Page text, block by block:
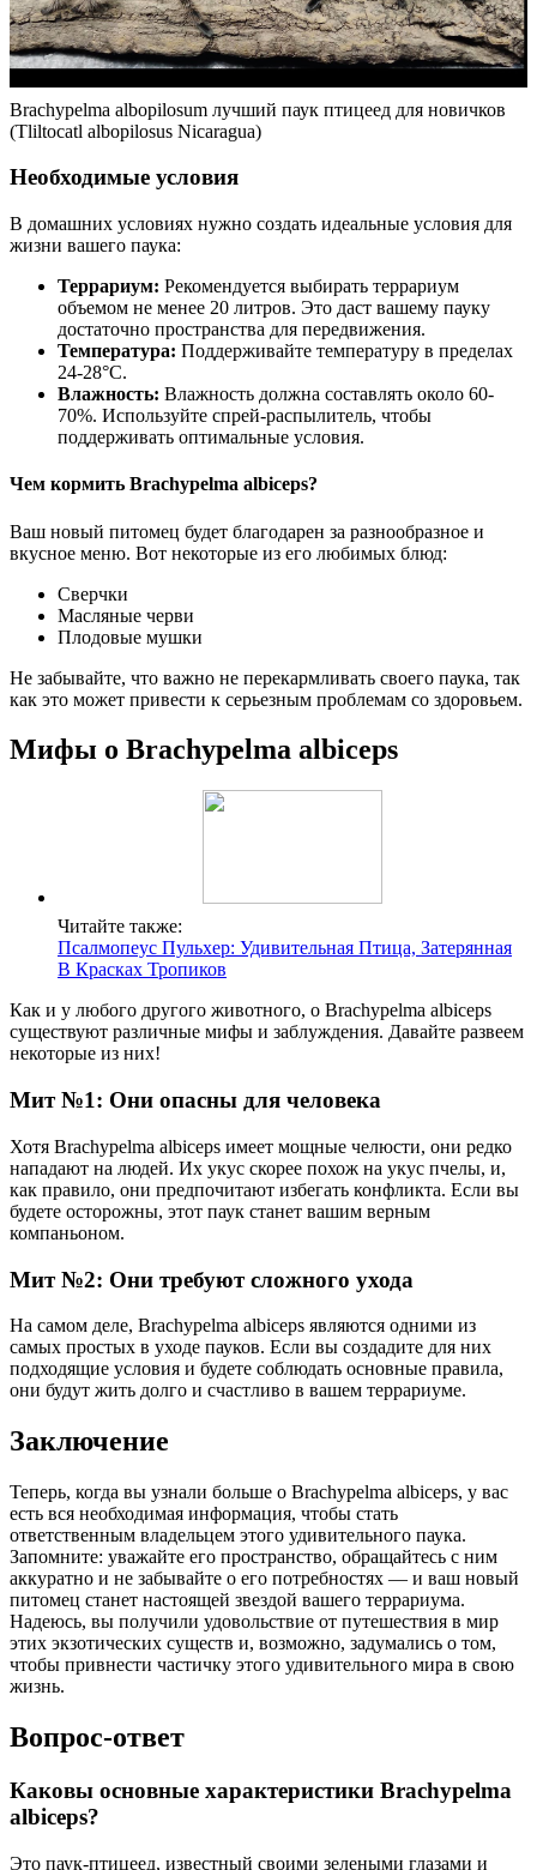
Brachypelma albopilosum лучший паук птицеед для новичков
(Tliltocatl albopilosus Nicaragua)
Необходимые условия
В домашних условиях нужно создать идеальные условия для
жизни вашего паука:
Террариум: Рекомендуется выбирать террариум
объемом не менее 20 литров. Это даст вашему пауку
достаточно пространства для передвижения.
Температура: Поддерживайте температуру в пределах
24-28°C.
Влажность: Влажность должна составлять около 60-
70%. Используйте спрей-распылитель, чтобы
поддерживать оптимальные условия.
Чем кормить Brachypelma albiceps?
Ваш новый питомец будет благодарен за разнообразное и
вкусное меню. Вот некоторые из его любимых блюд:
Сверчки
Масляные черви
Плодовые мушки
Не забывайте, что важно не перекармливать своего паука, так
как это может привести к серьезным проблемам со здоровьем.
Мифы о Brachypelma albiceps
Читайте также:
Псалмопеус Пульхер: Удивительная Птица, Затерянная
В Красках Тропиков
Как и у любого другого животного, о Brachypelma albiceps
существуют различные мифы и заблуждения. Давайте развеем
некоторые из них!
Мит №1: Они опасны для человека
Хотя Brachypelma albiceps имеет мощные челюсти, они редко
нападают на людей. Их укус скорее похож на укус пчелы, и,
как правило, они предпочитают избегать конфликта. Если вы
будете осторожны, этот паук станет вашим верным
компаньоном.
Мит №2: Они требуют сложного ухода
На самом деле, Brachypelma albiceps являются одними из
самых простых в уходе пауков. Если вы создадите для них
подходящие условия и будете соблюдать основные правила,
они будут жить долго и счастливо в вашем террариуме.
Заключение
Теперь, когда вы узнали больше о Brachypelma albiceps, у вас
есть вся необходимая информация, чтобы стать
ответственным владельцем этого удивительного паука.
Запомните: уважайте его пространство, обращайтесь с ним
аккуратно и не забывайте о его потребностях — и ваш новый
питомец станет настоящей звездой вашего террариума.
Надеюсь, вы получили удовольствие от путешествия в мир
этих экзотических существ и, возможно, задумались о том,
чтобы привнести частичку этого удивительного мира в свою
жизнь.
Вопрос-ответ
Каковы основные характеристики Brachypelma
albiceps?
Это паук-птицеед, известный своими зелеными глазами и